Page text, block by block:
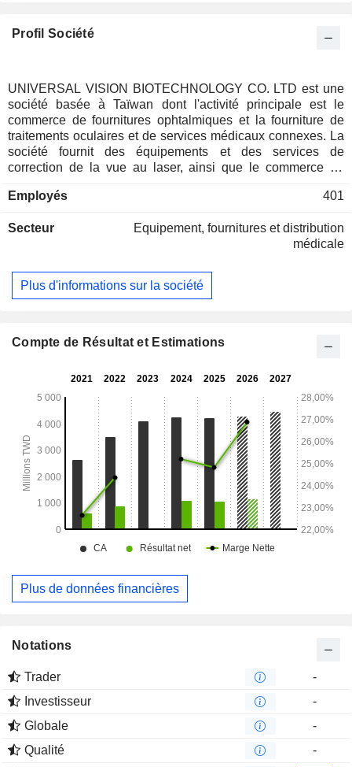
Profil Société
UNIVERSAL VISION BIOTECHNOLOGY CO. LTD est une
société basée à Taïwan dont l'activité principale est le
commerce de fournitures ophtalmiques et la fourniture de
traitements oculaires et de services médicaux connexes. La
société fournit des équipements et des services de
correction de la vue au laser, ainsi que le commerce de
de contact. En outre, la société est impliquée dans la
de cliniques, ainsi que la fourniture de services de
cosmétologie médicale. La société exerce ses activités
Employés 401
Secteur
Equipement, fournitures et distribution
médicale
Plus d'informations sur la société
Compte de Résultat et Estimations
Plus de données financières
Notations
Trader
-
Investisseur
-
Globale
-
Qualité
-